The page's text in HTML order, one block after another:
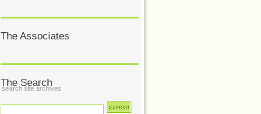
The Associates
The Search
search site archives